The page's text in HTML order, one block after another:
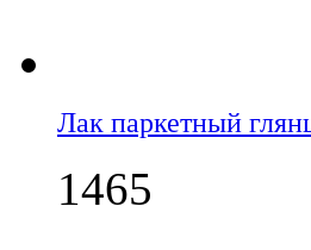
Лак паркетный
1465